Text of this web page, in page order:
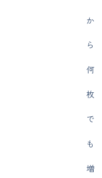
か
ら
何
枚
で
も
増